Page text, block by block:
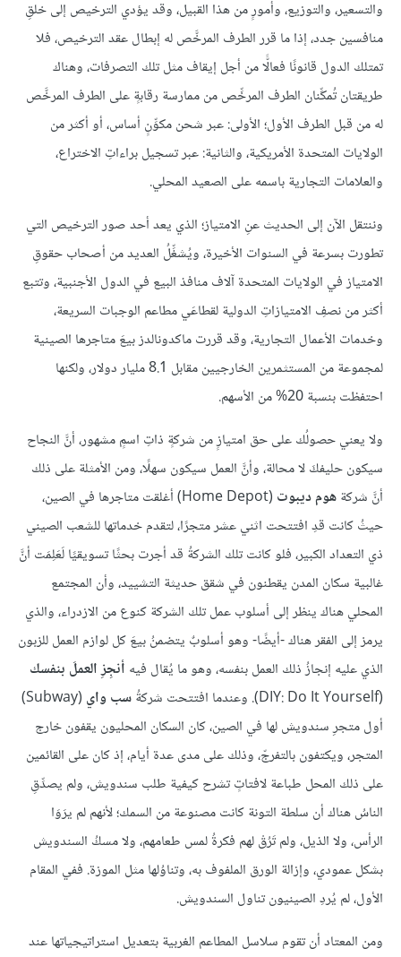
والتسعير، والتوزيع، وأمورٍ من هذا القبيل، وقد يؤدي الترخيص إلى خلقِ
منافسين جدد، إذا ما قرر الطرف المرخَّص له إبطال عقد الترخيص، فلا
تمتلك الدول قانونًا فعالًّا من أجل إيقاف مثل تلك التصرفات، وهناك
طريقتان تُمكِّنان الطرف المرخِّص من ممارسة رقابةٍ على الطرف المرخَّص
له من قبل الطرف الأول؛ الأولى: عبر شحن مكوِّنٍ أساس، أو أكثر من
الولايات المتحدة الأمريكية، والثانية: عبر تسجيل براءاتِ الاختراع،
والعلامات التجارية باسمه على الصعيد المحلي.
وننتقل الآن إلى الحديث عنِ الامتياز؛ الذي يعد أحد صور الترخيص التي
تطورت بسرعة في السنوات الأخيرة، ويُشغِّلُ العديد من أصحاب حقوقِ
الامتياز في الولايات المتحدة آلاف منافذ البيع في الدول الأجنبية، وتتبع
أكثر من نصفِ الامتيازاتِ الدولية لقطاعَي مطاعم الوجبات السريعة،
وخدمات الأعمال التجارية، وقد قررت ماكدونالدز بيعَ متاجرها الصينية
لمجموعة من المستثمرين الخارجيين مقابل 8.1 مليار دولار، ولكنها
احتفظت بنسبة 20% من الأسهم.
ولا يعني حصولُك على حق امتيازٍ من شركةٍ ذاتِ اسمٍ مشهور، أنَّ النجاح
سيكون حليفكَ لا محالة، وأنَّ العمل سيكون سهلًا، ومن الأمثلة على ذلك
أنَّ شركةهوم ديبوت
(Home Depot) أغلقت متاجرها في الصين،
حيثُ كانت قدِ افتتحت اثني عشر متجرًا، لتقدم خدماتها للشعب الصيني
ذي التعداد الكبير، فلو كانت تلك الشركةُ قد أجرت بحثًا تسويقيًا لَعَلِمَت أنَّ
غالبية سكان المدن يقطنون في شقق حديثة التشييد، وأن المجتمع
المحلي هناك ينظر إلى أسلوب عمل تلك الشركة كنوع من الازدراء، والذي
يرمز إلى الفقر هناك -أيضًا- وهو أسلوبٌ يتضمنُ بيعَ كل لوازم العمل للزبون
الذي عليه إنجازُ ذلك العمل بنفسه، وهو ما يُقال فيه أنجِزِ العملَ بنفسك
(DIY: Do It Yourself). وعندما افتتحت شركةُ
سب واي
(Subway)
أول متجرِ سندويش لها في الصين، كان السكان المحليون يقفون خارج
المتجر، ويكتفون بالتفرجّ، وذلك على مدى عدة أيام، إذ كان على القائمين
على ذلك المحل طباعة لافتاتٍ تشرح كيفية طلب سندويش، ولم يصدِّقِ
الناسُ هناك أن سلطة التونة كانت مصنوعة من السمك؛ لأنهم لم يرَوَا
الرأس، ولا الذيل، ولم تَرُقْ لهم فكرةُ لمس طعامهم، ولا مسكُ السندويش
بشكل عمودي، وإزالة الورق الملفوف به، وتناوُلها مثل الموزة. ففي المقام
الأول، لم يُردِ الصينيون تناول السندويش.
ومن المعتاد أن تقوم سلاسل المطاعم الغربية بتعديل استراتيجياتها عند